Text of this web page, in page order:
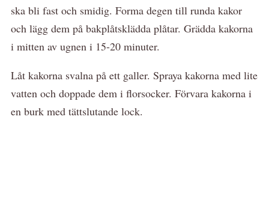
ska bli fast och smidig. Forma degen till runda kakor
och lägg dem på bakplåtsklädda plåtar. Grädda kakorna
i mitten av ugnen i 15-20 minuter.
Låt kakorna svalna på ett galler. Spraya kakorna med lite
vatten och doppade dem i florsocker. Förvara kakorna i
en burk med tättslutande lock.